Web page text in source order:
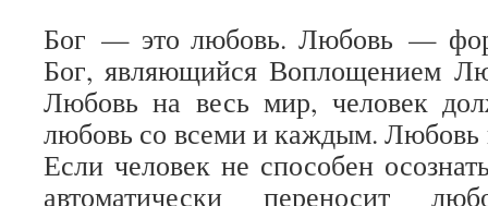
Бог — это любовь. Любовь —
Бог, являющийся Воплощением
Любовь на весь мир, человек
любовь со всеми и каждым. Любовь
Если человек не способен
автоматически переносит